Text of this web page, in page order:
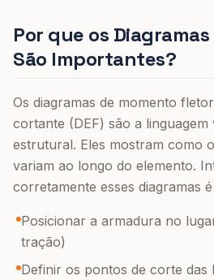
Por que os
São Importantes?
Os diagramas de momento
cortante (DEF) são a
estrutural. Eles mostram como
variam ao longo do elemento.
corretamente esses diagramas
Posicionar a armadura no
tração)
Definir os pontos de corte das